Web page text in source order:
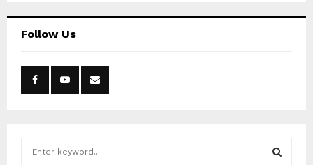
Follow Us